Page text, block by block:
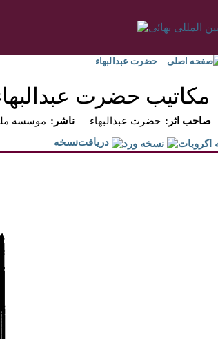
صفحه اصلی حضرت عبدالبهاء
مكاتيب حضرت
موسسه :ناشر حضرت عبدالبهاء
:صاحب اثر